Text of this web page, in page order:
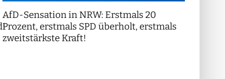
AfD-Sensation in NRW: Erstmals 20
Prozent, erstmals SPD überholt, erstmals
zweitstärkste Kraft!